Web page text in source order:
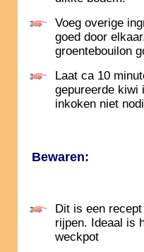
Voeg overige
goed door
groentebouilon
Laat ca 10
gepureerde kiwi
inkoken niet
Bewaren:
Dit is een
rijpen. Ideaal is
weckpot